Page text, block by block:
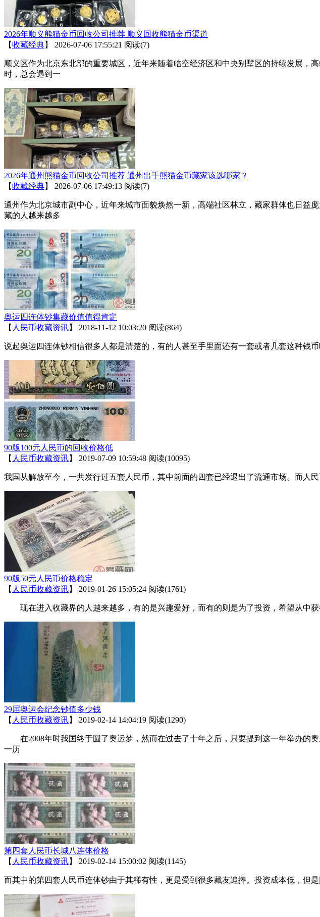
2026年顺义熊猫金币回收公司推荐 顺义回收熊猫金币渠道
【收藏经典】 2026-07-06 17:55:21 阅读(7)
顺义区作为北京东北部的重要城区，近年来随着临空经济区和中央别墅区的持续发展，
时，总会遇到一
2026年通州熊猫金币回收公司推荐 通州出手熊猫金币藏家该选哪家？
【收藏经典】 2026-07-06 17:49:13 阅读(7)
通州作为北京城市副中心，近年来城市面貌焕然一新，高端社区林立，藏家群体也日益
藏的人越来越多
奥运四连体钞集藏价值值得肯定
【 人民币收藏资讯】 2018-11-12 10:03:20 阅读(864)
说起奥运四连体钞相信很多人都是清楚的，有的人甚至手里面还有一套或者几套这种钱
90版100元人民币的回收价格低
【 人民币收藏资讯】 2019-07-09 10:59:48 阅读(10095)
我国从解放至今，一共发行过五套人民币，其中前面的四套已经退出了流通市场。而人
90版50元人民币价格稳定
【 人民币收藏资讯】 2019-01-26 15:05:24 阅读(1761)
现在进入收藏界的人越来越多，有的是兴趣爱好，而有的则是为了投资，希望从中
29届奥运会纪念钞值多少钱
【 人民币收藏资讯】 2019-02-14 14:04:19 阅读(1290)
在2008年时我国终于圆了奥运梦，然而在过去了十年之后，只要提到这一年举办的
一历
第四套人民币长城八连体价格
【 人民币收藏资讯】 2019-02-14 15:00:02 阅读(1145)
而其中的第四套人民币连体钞由于其稀有性，更是受到很多藏友追捧。投资成本低，但是